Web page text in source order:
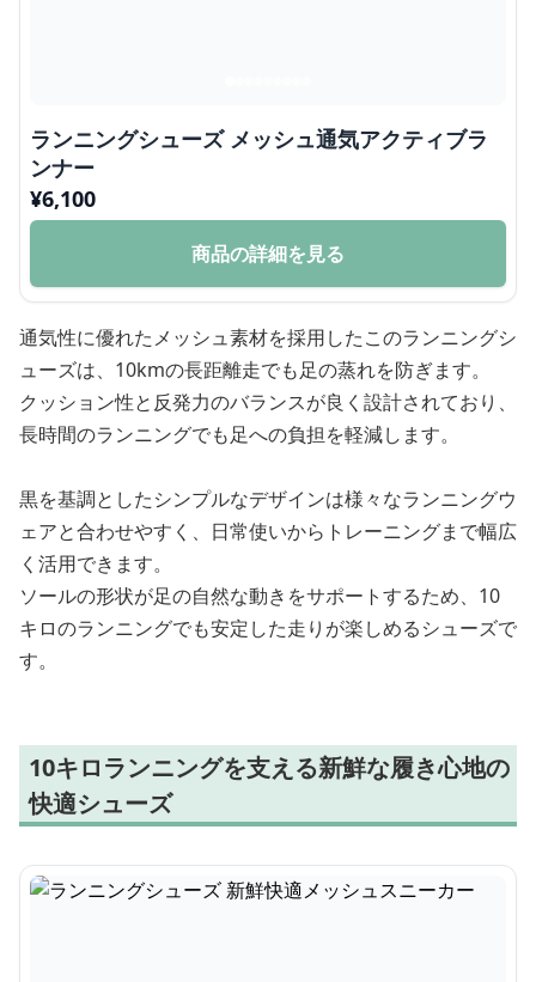
ランニングシューズ メッシュ通気アクティブラ
ンナー
¥6,100
商品の詳細を見る
通気性に優れたメッシュ素材を採用したこのランニングシ
ューズは、10kmの長距離走でも足の蒸れを防ぎます。
クッション性と反発力のバランスが良く設計されており、
長時間のランニングでも足への負担を軽減します。
黒を基調としたシンプルなデザインは様々なランニングウ
ェアと合わせやすく、日常使いからトレーニングまで幅広
く活用できます。
ソールの形状が足の自然な動きをサポートするため、10
キロのランニングでも安定した走りが楽しめるシューズで
す。
10キロランニングを支える新鮮な履き心地の
快適シューズ